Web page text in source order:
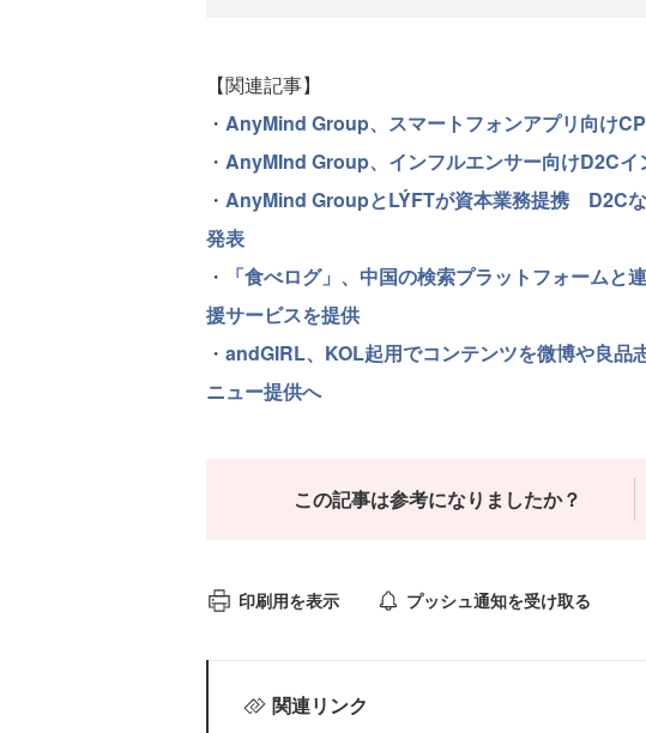
【関連記事】
・ AnyMind Group、スマートフォンアプリ向け
・ AnyMInd Group、インフルエンサー向けD2Cイ
・ AnyMind GroupとLÝFTが資本業務提携 D2C
発表
・
「食べログ」、中国の検索プラットフォームと
援サービスを提供
・ andGIRL、KOL起用でコンテンツを微博や良品
ニュー提供へ
この記事は参考になりましたか？
印刷用を表示 プッシュ通知を受け取る
関連リンク